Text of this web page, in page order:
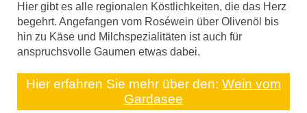
Hier gibt es alle regionalen Köstlichkeiten, die das Herz
begehrt. Angefangen vom Roséwein über Olivenöl bis
hin zu Käse und Milchspezialitäten ist auch für
anspruchsvolle Gaumen etwas dabei.
Hier erfahren Sie mehr über den: Wein vom
Gardasee